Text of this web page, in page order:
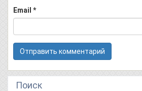
Email *
Поиск